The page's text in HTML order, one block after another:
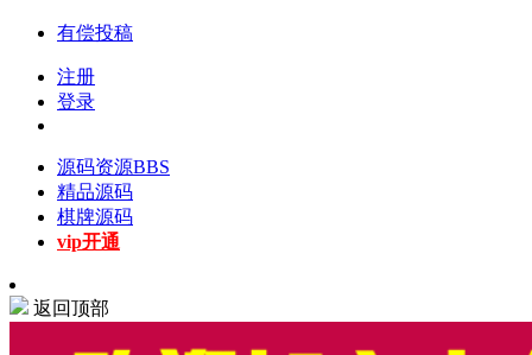
有偿投稿
注册
登录
源码资源BBS
精品源码
棋牌源码
vip开通
返回顶部